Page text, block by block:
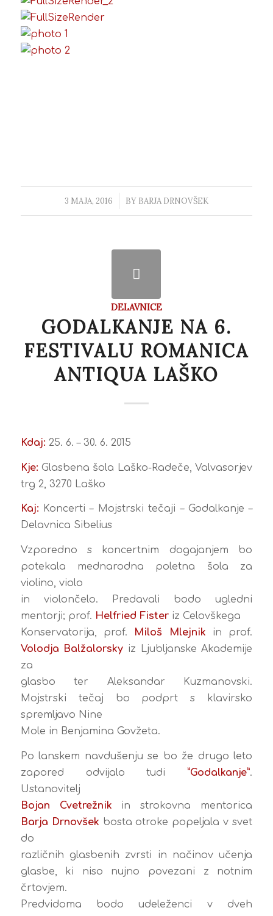
3 MAJA, 2016
/ BY BARJA DRNOVŠEK
DELAVNICE
GODALKANJE NA 6.
FESTIVALU ROMANICA
ANTIQUA LAŠKO
Kdaj: 25. 6. – 30. 6. 2015
Kje: Glasbena šola Laško-Radeče, Valvasorjev
trg 2, 3270 Laško
Kaj:
Koncerti – Mojstrski tečaji – Godalkanje –
Delavnica Sibelius
Vzporedno s koncertnim dogajanjem bo
potekala mednarodna poletna šola za
violino, violo
in violončelo. Predavali bodo ugledni
mentorji; prof. Helfried Fisteriz Celovškega
Konservatorija, prof. Miloš Mlejnik in prof.
Volodja Balžalorsky iz Ljubljanske Akademije
za
glasbo ter Aleksandar Kuzmanovski.
Mojstrski tečaj bo podprt s klavirsko
spremljavo Nine
Mole in Benjamina Govžeta.
Po lanskem navdušenju se bo že drugo leto
zapored odvijalo tudi ”Godalkanje”.
Ustanovitelj
Bojan Cvetrežnik in strokovna mentorica
Barja Drnovšek bosta otroke popeljala v svet
do
različnih glasbenih zvrsti in načinov učenja
glasbe, ki niso nujno povezani z notnim
črtovjem.
Predvidoma bodo udeleženci v dveh